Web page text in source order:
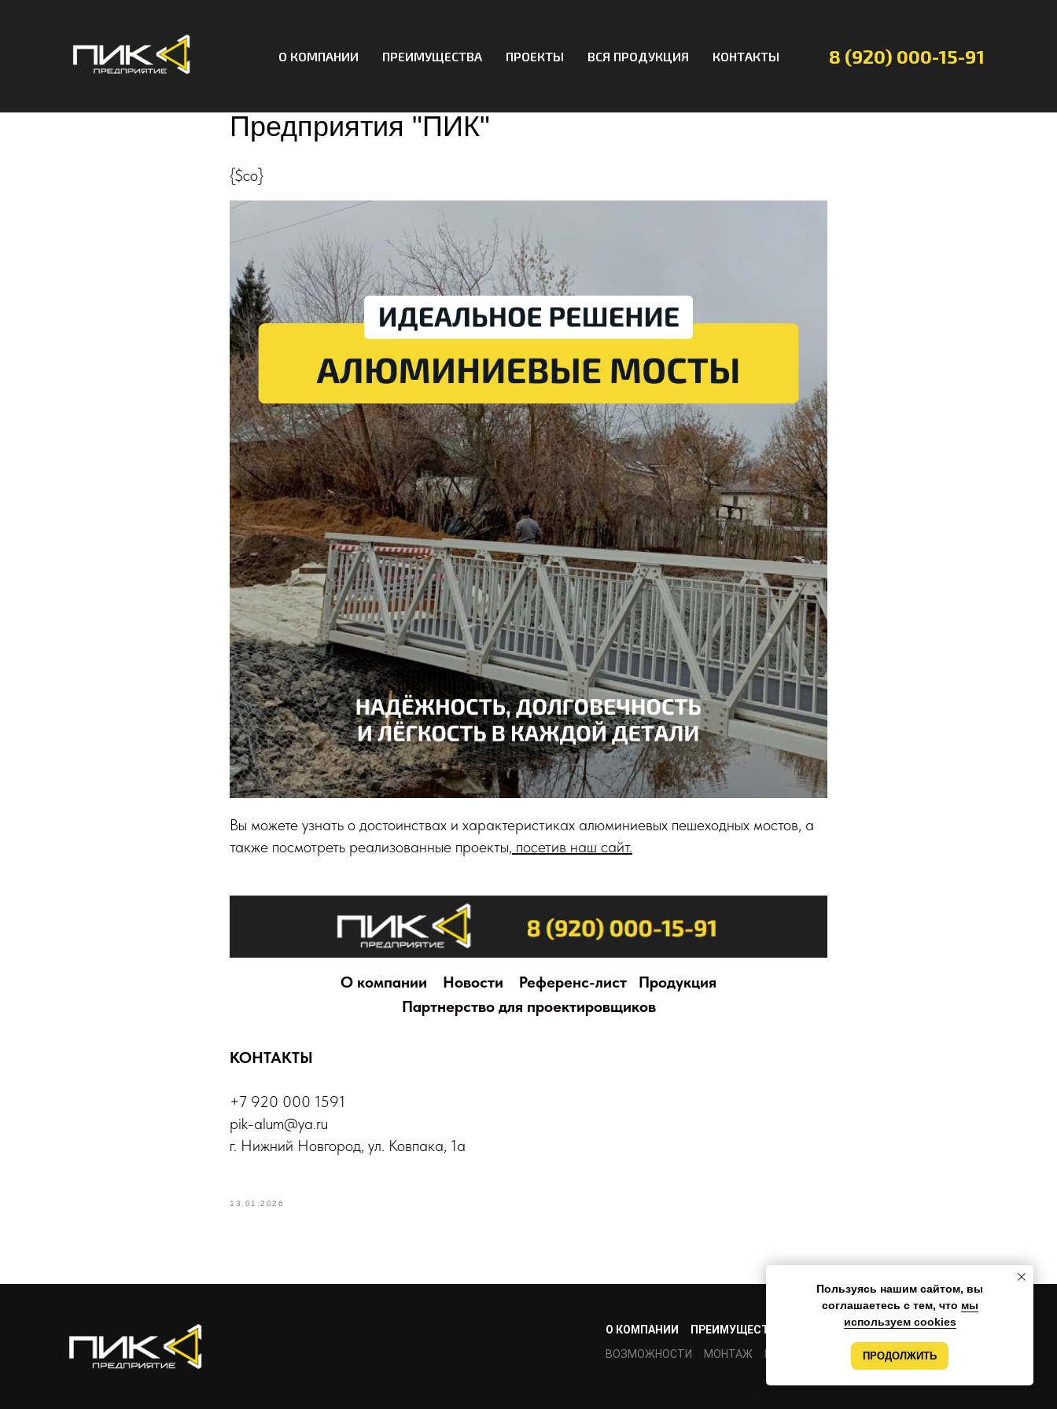
О КОМПАНИИ ПРЕИМУЩЕСТВА ПРОЕКТЫ ВСЯ ПРОДУКЦИЯ КОНТАКТЫ 8 (920) 000-15-91
Предприятия "ПИК"
{$co}
Вы можете узнать о достоинствах и характеристиках алюминиевых пешеходных мостов, а
также посмотреть реализованные проекты, посетив наш сайт.
О компании Новости Референс-лист
Продукция
Партнерство для проектировщиков
КОНТАКТЫ
+7 920 000 1591
pik-alum@ya.ru
г. Нижний Новгород, ул. Ковпака, 1а
13.01.2026
О КОМПАНИИ ПРЕИМУЩЕСТВА ПРОЕКТЫ КОМАНДА
КОНТАКТЫ
ВОЗМОЖНОСТИ
МОНТАЖ
Пользуясь нашим сайтом, вы
соглашаетесь с тем, что мы
используем cookies
ПРОДОЛЖИТЬ